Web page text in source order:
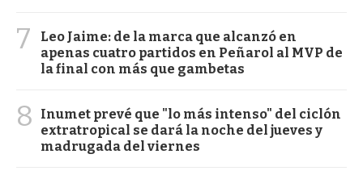
7
Leo Jaime: de la marca que alcanzó en
apenas cuatro partidos en Peñarol al MVP de
la final con más que gambetas
8
Inumet prevé que "lo más intenso" del ciclón
extratropical se dará la noche del jueves y
madrugada del viernes